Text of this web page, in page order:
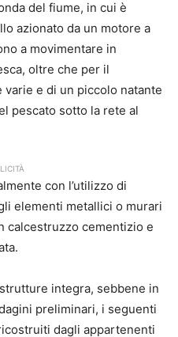
del fiume, in cui è
azionato da un motore a
a movimentare in
oltre che per il
e di un piccolo natante
pescato sotto la rete al
con l’utilizzo di
elementi metallici o murari
calcestruzzo cementizio e
integra, sebbene in
preliminari, i seguenti
dagli appartenenti